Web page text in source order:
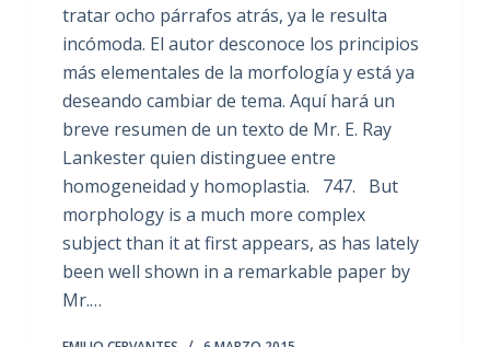
tratar ocho párrafos atrás, ya le resulta
incómoda. El autor desconoce los principios
más elementales de la morfología y está ya
deseando cambiar de tema. Aquí hará un
breve resumen de un texto de Mr. E. Ray
Lankester quien distinguee entre
homogeneidad y homoplastia. 747. But
morphology is a much more complex
subject than it at first appears, as has lately
been well shown in a remarkable paper by
Mr.…